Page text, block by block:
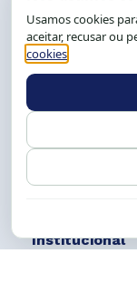
Tel.: (71)
Siga
Institucional